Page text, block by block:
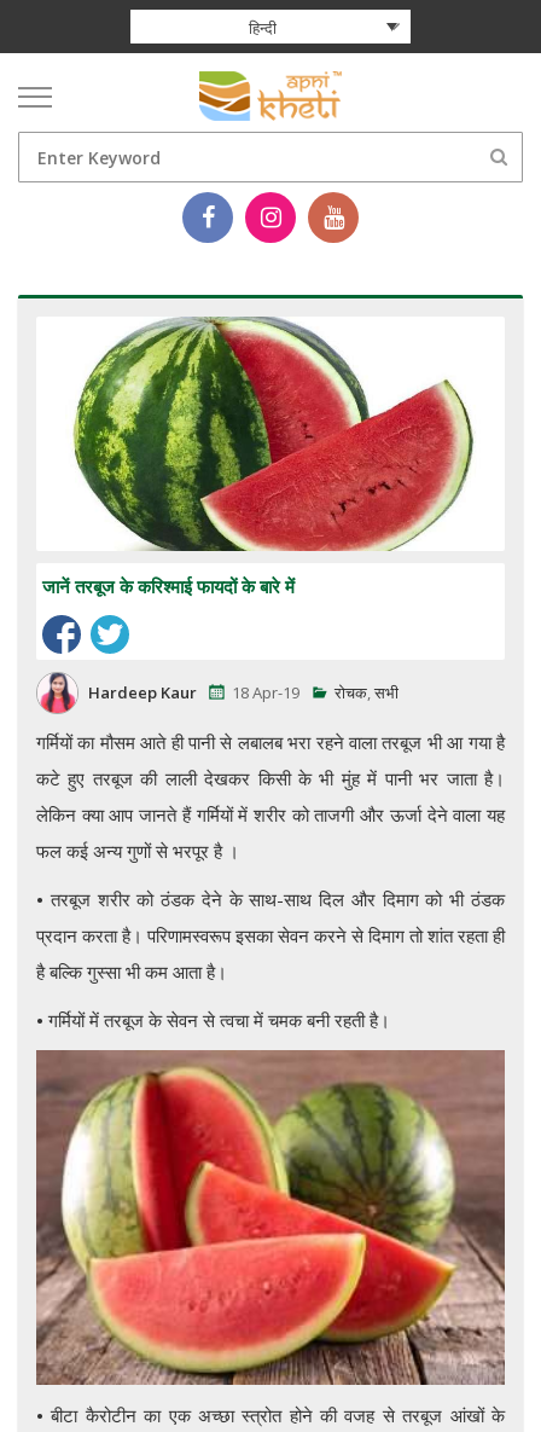
हिन्दी
जानें तरबूज के करिश्माई फायदों के बारे में
Hardeep Kaur 18 Apr-19 रोचक,सभी
गर्मियों का मौसम आते ही पानी से लबालब भरा रहने वाला तरबूज भी आ गया है
कटे हुए तरबूज की लाली देखकर किसी के भी मुंह में पानी भर जाता है।
लेकिन क्या आप जानते हैं गर्मियों में शरीर को ताजगी और ऊर्जा देने वाला यह
फल कई अन्य गुणों से भरपूर है ।
• तरबूज शरीर को ठंडक देने के साथ-साथ दिल और दिमाग को भी ठंडक
प्रदान करता है। परिणामस्वरूप इसका सेवन करने से दिमाग तो शांत रहता ही
है बल्कि गुस्सा भी कम आता है।
• गर्मियों में तरबूज के सेवन से त्वचा में चमक बनी रहती है।
• बीटा कैरोटीन का एक अच्छा स्त्रोत होने की वजह से तरबूज आंखों के